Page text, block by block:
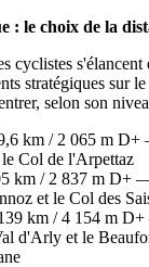
: le choix de la
cyclistes
stratégiques sur
selon son
km / 2 065 m D+
Col de l'Arpettaz
km / 2 837 m D+
et le Col des
km / 4 154 m
d'Arly et le